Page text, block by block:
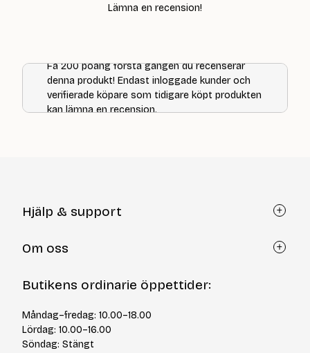
Lämna en recension!
Få 200 poäng första gången du recenserar
denna produkt! Endast inloggade kunder och
verifierade köpare som tidigare köpt produkten
kan lämna en recension.
Hjälp & support
Återköp via formulär
Frågor och svar
Cookiepolicy
Integritetspolicy
Om oss
Om Yllotyll
Kurser & events
Tips & tekniker
Varumärken
Jobba hos oss
Butikens ordinarie öppettider:
Måndag–fredag: 10.00–18.00
Lördag: 10.00–16.00
Söndag: Stängt